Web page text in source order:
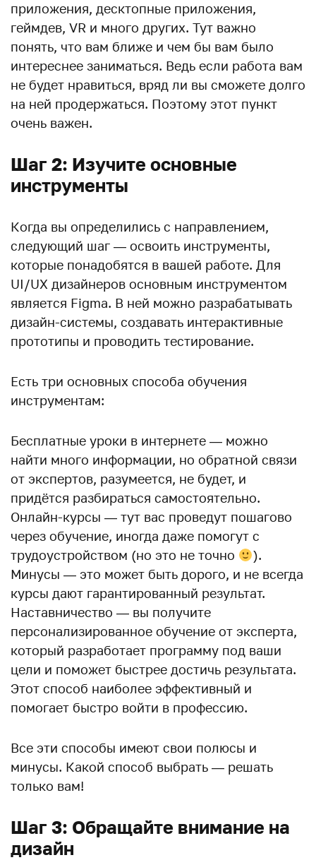
приложения, десктопные приложения,
геймдев, VR и много других. Тут важно
понять, что вам ближе и чем бы вам было
интереснее заниматься. Ведь если работа вам
не будет нравиться, вряд ли вы сможете долго
на ней продержаться. Поэтому этот пункт
очень важен.
Шаг 2: Изучите основные
инструменты
Когда вы определились с направлением,
следующий шаг — освоить инструменты,
которые понадобятся в вашей работе. Для
UI/UX дизайнеров основным инструментом
является Figma. В ней можно разрабатывать
дизайн-системы, создавать интерактивные
прототипы и проводить тестирование.
Есть три основных способа обучения
инструментам:
Бесплатные уроки в интернете — можно
найти много информации, но обратной связи
от экспертов, разумеется, не будет, и
придётся разбираться самостоятельно.
Онлайн-курсы — тут вас проведут пошагово
через обучение, иногда даже помогут с
трудоустройством (но это не точно
).
Минусы — это может быть дорого, и не всегда
курсы дают гарантированный результат.
Наставничество — вы получите
персонализированное обучение от эксперта,
который разработает программу под ваши
цели и поможет быстрее достичь результата.
Этот способ наиболее эффективный и
помогает быстро войти в профессию.
Все эти способы имеют свои полюсы и
минусы. Какой способ выбрать — решать
только вам!
Шаг 3: Обращайте внимание на
дизайн